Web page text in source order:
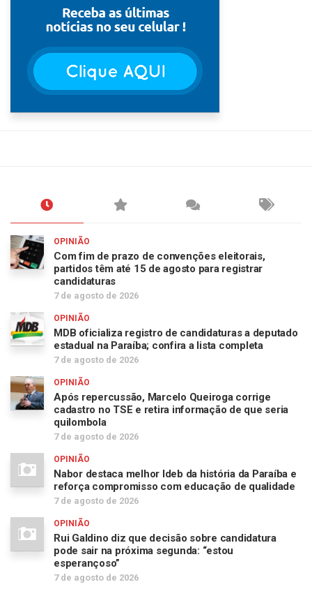
OPINIÃO
Com fim de prazo de convenções eleitorais,
partidos têm até 15 de agosto para registrar
candidaturas
7 de agosto de 2026
OPINIÃO
MDB oficializa registro de candidaturas a deputado
estadual na Paraíba; confira a lista completa
7 de agosto de 2026
OPINIÃO
Após repercussão, Marcelo Queiroga corrige
cadastro no TSE e retira informação de que seria
quilombola
7 de agosto de 2026
OPINIÃO
Nabor destaca melhor Ideb da história da Paraíba e
reforça compromisso com educação de qualidade
7 de agosto de 2026
OPINIÃO
Rui Galdino diz que decisão sobre candidatura
pode sair na próxima segunda: “estou
esperançoso”
7 de agosto de 2026